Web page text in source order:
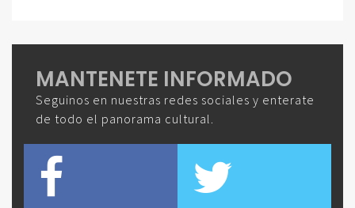
MANTENETE INFORMADO
Seguinos en nuestras redes sociales y enterate
de todo el panorama cultural.